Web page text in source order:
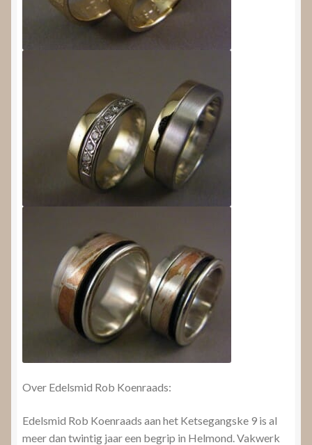
Over Edelsmid Rob Koenraads:
Edelsmid Rob Koenraads aan het Ketsegangske 9 is al
meer dan twintig jaar een begrip in Helmond. Vakwerk